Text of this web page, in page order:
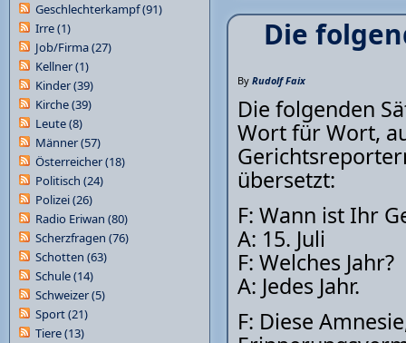
Die
By Rudolf Faix
Die folgenden
Wort für Wort,
übersetzt:
F: Wann ist Ihr
A: 15. Juli
F: Welches Jahr?
A: Jedes Jahr.
F: Diese
Geschlechterkampf(91)
Irre(1)
Job/Firma(27)
Kellner(1)
Kinder(39)
Kirche(39)
Leute(8)
Männer(57)
Österreicher(18)
Politisch (24)
Polizei(26)
Radio Eriwan (80)
Scherzfragen (76)
Schotten (63)
Schule(14)
Schweizer(5)
Sport(21)
Tiere(13)